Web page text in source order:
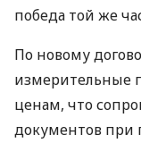
победа той же
По новому
измерительные
ценам, что
документов